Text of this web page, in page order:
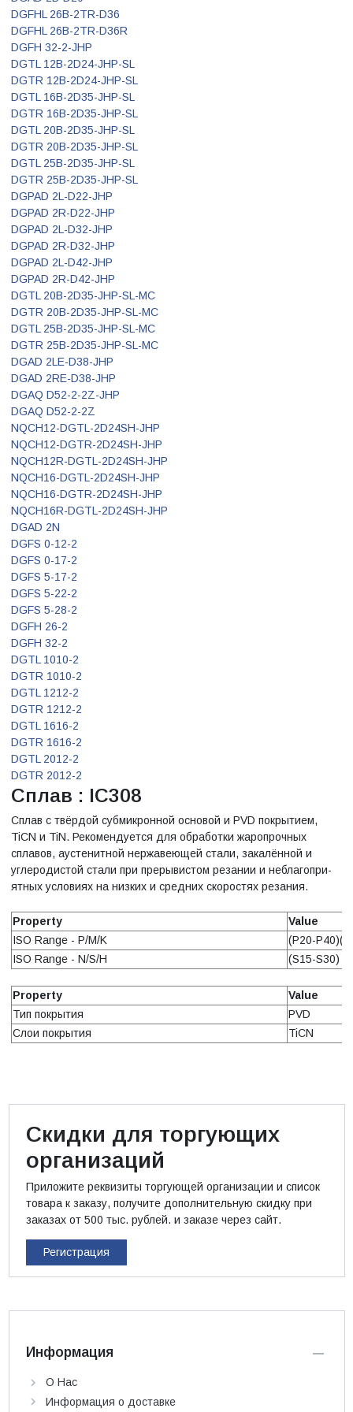
DGFHL 26B-2TR-D36
DGFHL 26B-2TR-D36R
DGFH 32-2-JHP
DGTL 12B-2D24-JHP-SL
DGTR 12B-2D24-JHP-SL
DGTL 16B-2D35-JHP-SL
DGTR 16B-2D35-JHP-SL
DGTL 20B-2D35-JHP-SL
DGTR 20B-2D35-JHP-SL
DGTL 25B-2D35-JHP-SL
DGTR 25B-2D35-JHP-SL
DGPAD 2L-D22-JHP
DGPAD 2R-D22-JHP
DGPAD 2L-D32-JHP
DGPAD 2R-D32-JHP
DGPAD 2L-D42-JHP
DGPAD 2R-D42-JHP
DGTL 20B-2D35-JHP-SL-MC
DGTR 20B-2D35-JHP-SL-MC
DGTL 25B-2D35-JHP-SL-MC
DGTR 25B-2D35-JHP-SL-MC
DGAD 2LE-D38-JHP
DGAD 2RE-D38-JHP
DGAQ D52-2-2Z-JHP
DGAQ D52-2-2Z
NQCH12-DGTL-2D24SH-JHP
NQCH12-DGTR-2D24SH-JHP
NQCH12R-DGTL-2D24SH-JHP
NQCH16-DGTL-2D24SH-JHP
NQCH16-DGTR-2D24SH-JHP
NQCH16R-DGTL-2D24SH-JHP
DGAD 2N
DGFS 0-12-2
DGFS 0-17-2
DGFS 5-17-2
DGFS 5-22-2
DGFS 5-28-2
DGFH 26-2
DGFH 32-2
DGTL 1010-2
DGTR 1010-2
DGTL 1212-2
DGTR 1212-2
DGTL 1616-2
DGTR 1616-2
DGTL 2012-2
DGTR 2012-2
Сплав : IC308
Сплав с твёрдой субмикронной основой и PVD покрытием,
TiCN и TiN. Рекомендуется для обработки жаропрочных
сплавов, аустенитной нержавеющей стали, закалённой и
углеродистой стали при прерывистом резании и неблагопри-
ятных условиях на низких и средних скоростях резания.
Property
Value
ISO Range - P/M/K
(P20-
ISO Range - N/S/H
(S15-S30)
Property
Value
Тип покрытия
PVD
Слои покрытия
TiCN
Скидки для торгующих
организаций
Приложите реквизиты торгующей организации и список
товара к заказу, получите дополнительную скидку при
заказах от 500 тыс. рублей. и заказе через сайт.
Регистрация
Информация
О Нас
Информация о доставке